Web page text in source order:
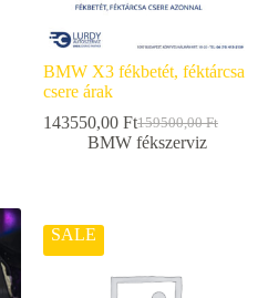
BMW X3 fékbetét, féktárcsa
csere árak
159500,00Ft
143550,00 Ft
BMW fékszerviz
SALE